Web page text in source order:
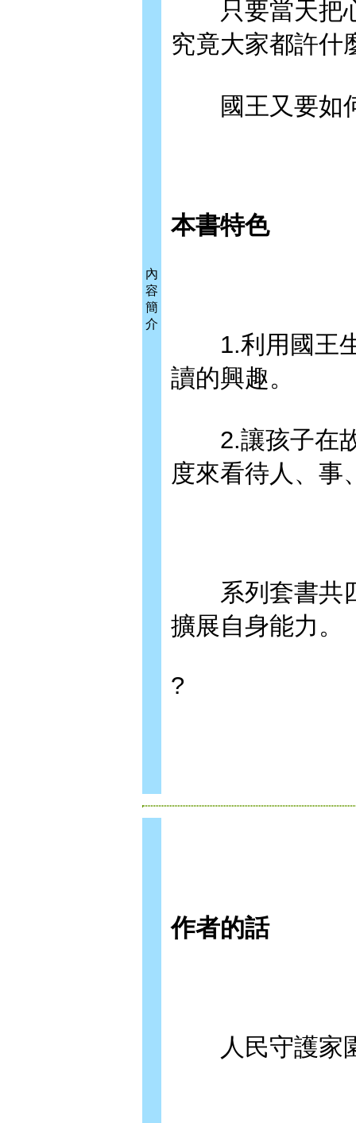
內
容
簡
介
只要當天把心
究竟大家都許什
國王又要如何
本書特色
1.利用國王生
讀的興趣。
2.讓孩子在故
度來看待人、事
系列套書共四
擴展自身能力。
?
作者的話
人民守護家園